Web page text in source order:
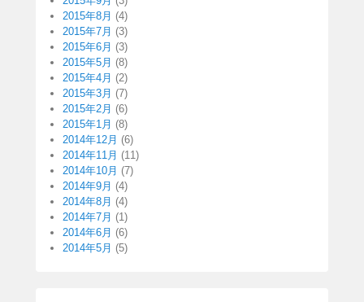
2015年8月 (4)
2015年7月 (3)
2015年6月 (3)
2015年5月 (8)
2015年4月 (2)
2015年3月 (7)
2015年2月 (6)
2015年1月 (8)
2014年12月 (6)
2014年11月 (11)
2014年10月 (7)
2014年9月 (4)
2014年8月 (4)
2014年7月 (1)
2014年6月 (6)
2014年5月 (5)